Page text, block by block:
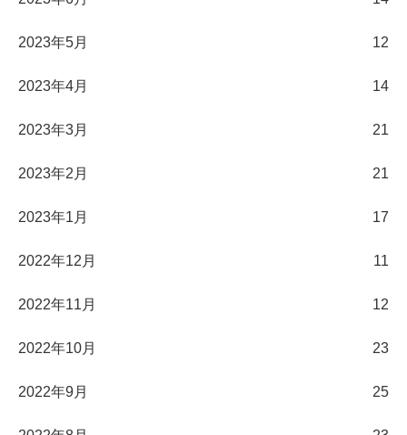
2023年5月 12
2023年4月 14
2023年3月 21
2023年2月 21
2023年1月 17
2022年12月 11
2022年11月 12
2022年10月 23
2022年9月 25